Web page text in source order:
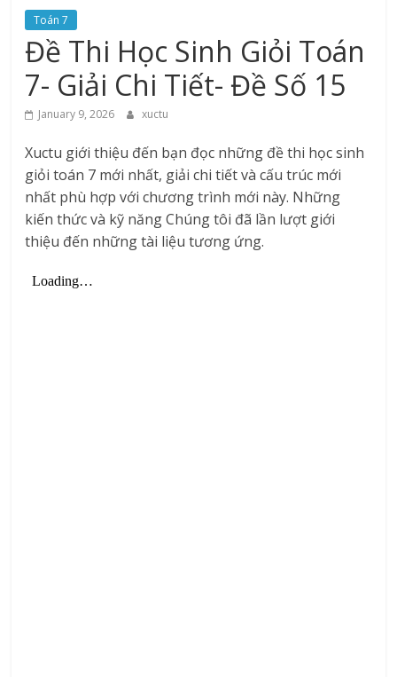
Toán 7
Đề Thi Học Sinh Giỏi Toán
7- Giải Chi Tiết- Đề Số 15
January 9, 2026 xuctu
Xuctu giới thiệu đến bạn đọc những đề thi học sinh
giỏi toán 7 mới nhất, giải chi tiết và cấu trúc mới
nhất phù hợp với chương trình mới này. Những
kiến thức và kỹ năng Chúng tôi đã lần lượt giới
thiệu đến những tài liệu tương ứng.